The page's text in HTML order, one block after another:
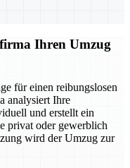
Ihren Umzug
für einen reibungslosen
analysiert Ihre
und erstellt ein
privat oder gewerblich
wird der Umzug zur